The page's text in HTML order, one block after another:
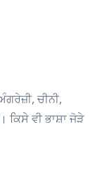
ਚੀਨੀ,
ਕਿਸੇ ਵੀ ਭਾਸ਼ਾ ਜੋੜੇ